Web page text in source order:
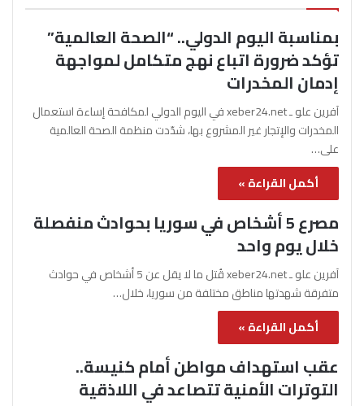
بمناسبة اليوم الدولي.. “الصحة العالمية”
تؤكد ضرورة اتباع نهج متكامل لمواجهة
إدمان المخدرات
آفرين علو ـ xeber24.net في اليوم الدولي لمكافحة إساءة استعمال
المخدرات والإتجار غير المشروع بها، شدّدت منظمة الصحة العالمية
على…
أكمل القراءة »
مصرع 5 أشخاص في سوريا بحوادث منفصلة
خلال يوم واحد
آفرين علو ـ xeber24.net قُتل ما لا يقل عن 5 أشخاص في حوادث
متفرقة شهدتها مناطق مختلفة من سوريا، خلال…
أكمل القراءة »
عقب استهداف مواطن أمام كنيسة..
التوترات الأمنية تتصاعد في اللاذقية